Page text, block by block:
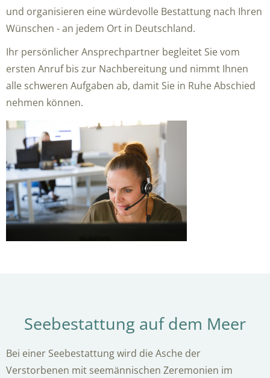
und organisieren eine würdevolle Bestattung nach Ihren
Wünschen - an jedem Ort in Deutschland.
Ihr persönlicher Ansprechpartner begleitet Sie vom
ersten Anruf bis zur Nachbereitung und nimmt Ihnen
alle schweren Aufgaben ab, damit Sie in Ruhe Abschied
nehmen können.
Seebestattung auf dem Meer
Bei einer Seebestattung wird die Asche der
Verstorbenen mit seemännischen Zeremonien im